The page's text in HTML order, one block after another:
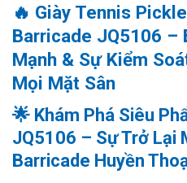
🔥 Giày Tennis
Barricade JQ5106 –
Mạnh & Sự Kiểm
Mọi Mặt Sân
🌟 Khám Phá Siêu
JQ5106 – Sự Trở Lại
Barricade Huyền